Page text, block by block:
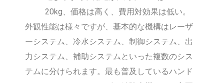
20kg、価格は高く、費用対効果は低い。
外観性能は様々ですが、基本的な機構はレーザ
ーシステム、冷水システム、制御システム、出
力システム、補助システムといった複数のシス
テムに分けられます。最も普及しているハンド